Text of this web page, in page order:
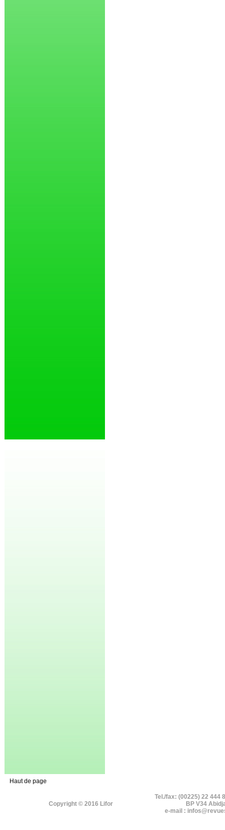
Haut de page
Copyright © 2016 Lifor
Tel./fax: (00225) 22 444
BP V34
e-mail :